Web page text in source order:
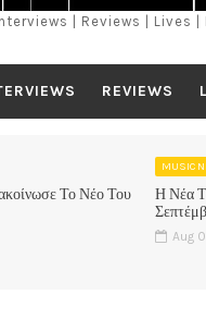
| Reviews | Lives
REVIEWS
Το Νέο Του
MUSIC
Η Νέα
Aug